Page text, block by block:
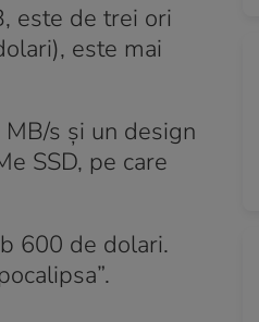
este de trei ori
este mai
s și un design
SSD, pe care
600 de dolari.